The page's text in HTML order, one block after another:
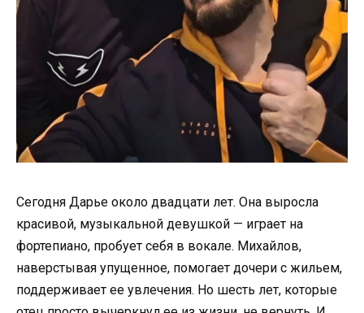
Сегодня Дарье около двадцати лет. Она выросла
красивой, музыкальной девушкой — играет на
фортепиано, пробует себя в вокале. Михайлов,
наверстывая упущенное, помогает дочери с жильем,
поддерживает ее увлечения. Но шесть лет, которые